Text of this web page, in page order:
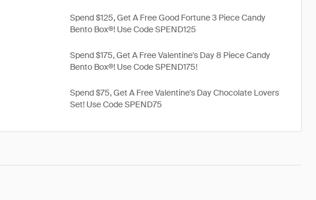
Spend $125, Get A Free Good Fortune 3 Piece Candy
Bento Box®! Use Code SPEND125
Spend $175, Get A Free Valentine's Day 8 Piece Candy
Bento Box®! Use Code SPEND175!
Spend $75, Get A Free Valentine's Day Chocolate Lovers
Set! Use Code SPEND75